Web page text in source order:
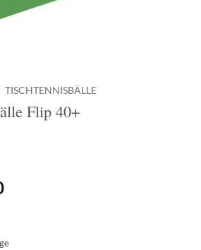
TISCHTENNISBÄLLE
Flip 40+
Aktueller
€39,90.